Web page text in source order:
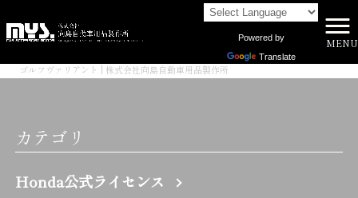
Powered by
Translate
MENU
ゴルフヴァリアント | 株式会社向島自動車用品製作所
カテゴリ
Honda公式ライセンス